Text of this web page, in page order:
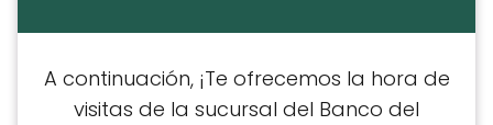
A continuación, ¡Te ofrecemos la hora de
visitas de la sucursal del Banco del